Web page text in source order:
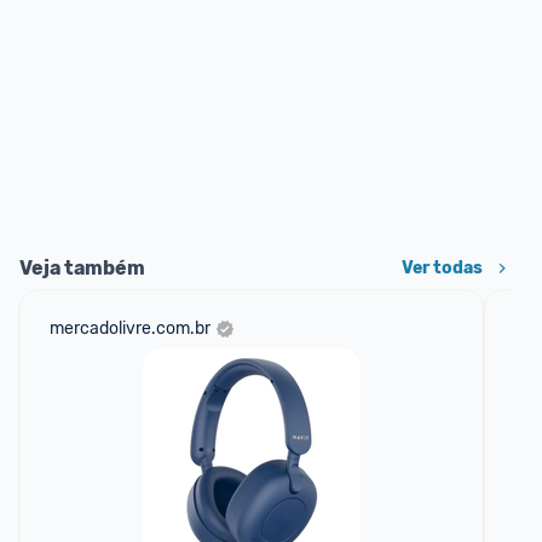
Veja também Ver todas
mercadolivre.com.br